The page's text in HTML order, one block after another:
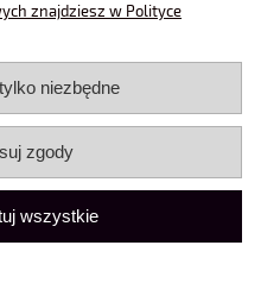
nas
klienta
znajdziesz w Polityce
niezbędne
zgody
wszystkie